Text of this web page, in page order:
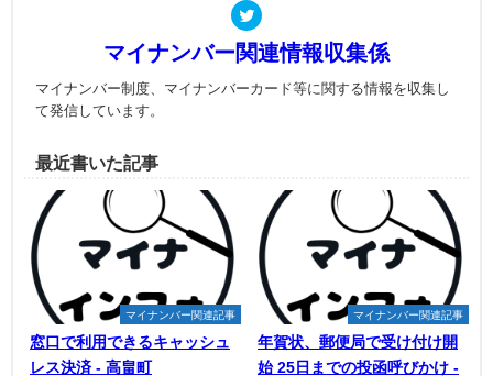
マイナンバー関連情報収集係
マイナンバー制度、マイナンバーカード等に関する情報を収集し
て発信しています。
最近書いた記事
マイナンバー関連記事
窓口で利用できるキャッシュ
レス決済 - 高畠町
マイナンバー関連記事
年賀状、郵便局で受け付け開
始 25日までの投函呼びかけ -